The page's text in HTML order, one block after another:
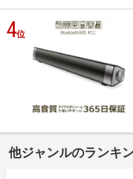
4位
他ジャンルのランキ